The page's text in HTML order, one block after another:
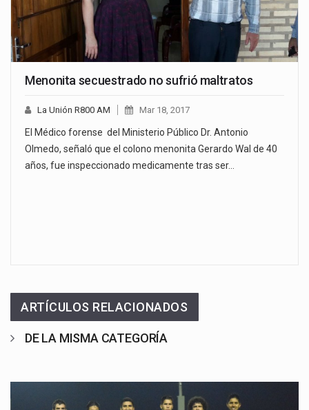
Menonita secuestrado no sufrió maltratos
La Unión R800 AM Mar 18, 2017
El Médico forense del Ministerio Público Dr. Antonio
Olmedo, señaló que el colono menonita Gerardo Wal de 40
años, fue inspeccionado medicamente tras ser…
ARTÍCULOS RELACIONADOS
DE LA MISMA CATEGORÍA